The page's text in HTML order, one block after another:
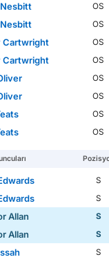
OS
OS
Cartwright
OS
Cartwright
OS
OS
OS
OS
OS
S
S
Allan
S
Allan
S
S